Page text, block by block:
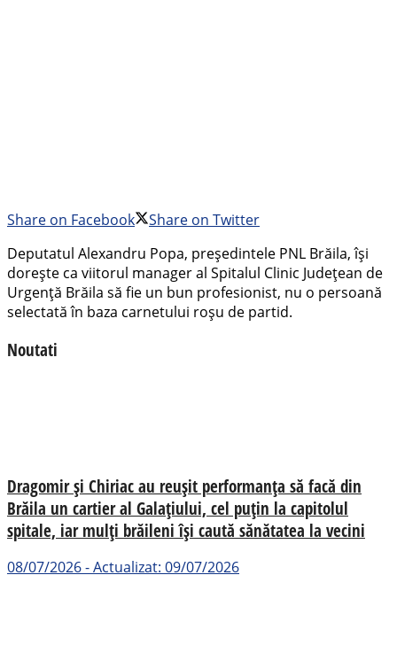
Share on Facebook
Share on Twitter
Deputatul Alexandru Popa, președintele PNL Brăila, își
dorește ca viitorul manager al Spitalul Clinic Județean de
Urgență Brăila să fie un bun profesionist, nu o persoană
selectată în baza carnetului roșu de partid.
Noutati
Dragomir și Chiriac au reușit performanța să facă din
Brăila un cartier al Galațiului, cel puțin la capitolul
spitale, iar mulți brăileni își caută sănătatea la vecini
08/07/2026 - Actualizat: 09/07/2026